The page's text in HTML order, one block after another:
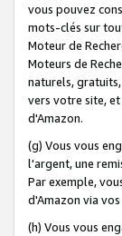
vous pouvez
mots-clés sur
Moteur de
Moteurs de
naturels,
vers votre site,
d'Amazon.
(g) Vous vous
l'argent, une
Par exemple,
d'Amazon via vos
(h) Vous vous